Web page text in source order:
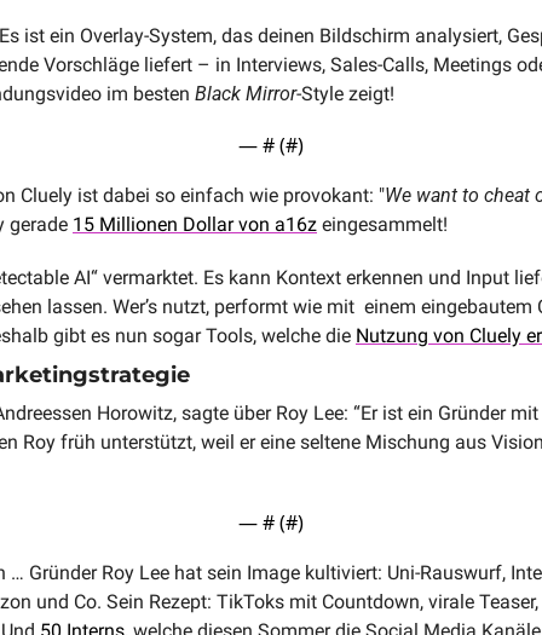
ist ein Overlay-System, das deinen Bildschirm analysiert,
Vorschläge liefert – in Interviews, Sales-Calls, Meetings
im besten Black Mirror-Style zeigt!
— # (#)
Cluely ist dabei so einfach wie provokant: "We want to cheat
gerade 15 Millionen Dollar von a16z eingesammelt!
AI“ vermarktet. Es kann Kontext erkennen und Input
lassen. Wer’s nutzt, performt wie mit  einem eingebautem
gibt es nun sogar Tools, welche die Nutzung von Cluely
Horowitz, sagte über Roy Lee: “Er ist ein Gründer
Roy früh unterstützt, weil er eine seltene Mischung aus
— # (#)
… Gründer Roy Lee hat sein Image kultiviert: Uni-Rauswurf,
und Co. Sein Rezept: TikToks mit Countdown, virale